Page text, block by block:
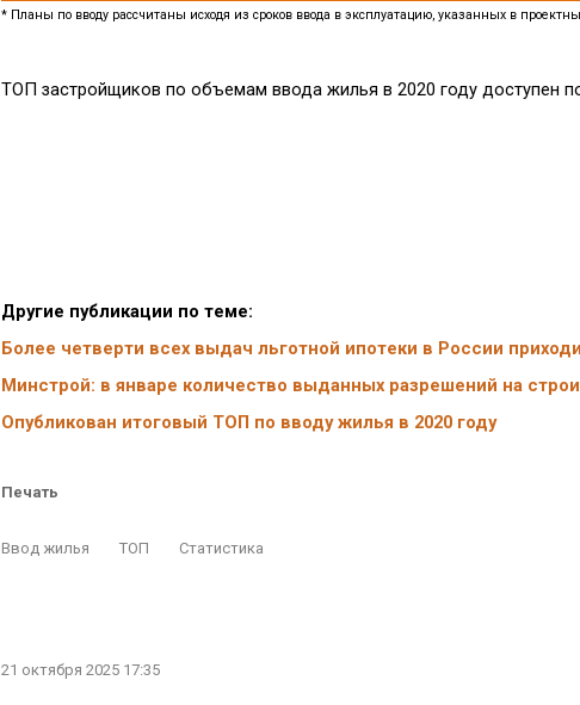
* Планы по вводу рассчитаны исходя из сроков ввода в эксплуатацию, указанных в
ТОП застройщиков по объемам ввода жилья в 2020 году доступен
Другие публикации по теме:
Более четверти всех выдач льготной ипотеки в России
Минстрой: в январе количество выданных разрешений на
Опубликован итоговый ТОП по вводу жилья в 2020 году
Печать
Ввод жилья ТОП Статистика
21 октября 2025 17:35